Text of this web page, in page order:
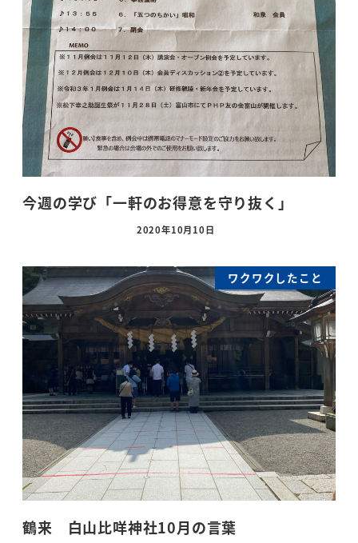
今週の学び「一軒のお得意を守り抜く」
2020年10月10日
ワクワクしたこと
鶴来 白山比咩神社10月の言葉